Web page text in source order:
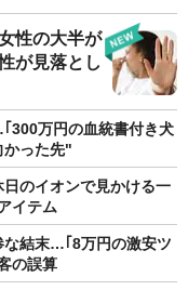
性の大半が
が見落とし
300万円の血統書付き犬
かった先"
のイオンで見かける一
イテム
な結末…｢8万円の激安ツ
の誤算